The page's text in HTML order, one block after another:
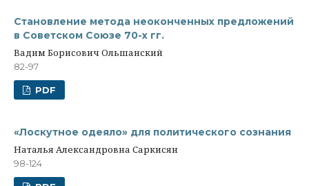
Становление метода неоконченных предложений
в Советском Союзе 70-х гг.
Вадим Борисович Ольшанский
82-97
PDF
«Лоскутное одеяло» для политического сознания
Наталья Александровна Саркисян
98-124